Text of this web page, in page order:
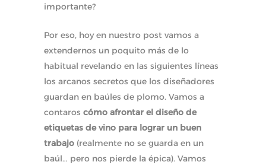
importante?
Por eso, hoy en nuestro post vamos a
extendernos un poquito más de lo
habitual revelando en las siguientes líneas
los arcanos secretos que los diseñadores
guardan en baúles de plomo. Vamos a
contaros cómo afrontar el diseño de
etiquetas de vino para lograr un buen
trabajo (realmente no se guarda en un
baúl… pero nos pierde la épica). Vamos